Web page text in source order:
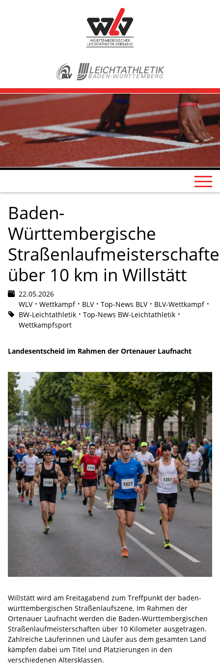
Baden-
Württembergische
über 10 km in Willstätt
22.05.2026
WLV
Wettkampf BLV Top-News BLV
BLV-Wettkampf
BW-Leichtathletik
Top-News BW-Leichtathletik
Wettkampfsport
Landesentscheid im Rahmen der Ortenauer Laufnacht
Willstätt wird am Freitagabend zum Treffpunkt der baden-
württembergischen Straßenlaufszene. Im Rahmen der
Ortenauer Laufnacht werden die Baden-Württembergischen
Straßenlaufmeisterschaften über 10 Kilometer ausgetragen.
Zahlreiche Läuferinnen und Läufer aus dem gesamten Land
kämpfen dabei um Titel und Platzierungen in den
verschiedenen Altersklassen.